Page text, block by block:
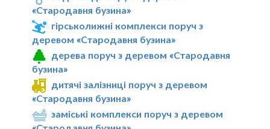
«Стародавня бузина»
гірськолижні комплекси поруч з
деревом «Стародавня бузина»
дерева поруч з деревом «Стародавня
бузина»
дитячі залізниці поруч з деревом
«Стародавня бузина»
заміські комплекси поруч з деревом